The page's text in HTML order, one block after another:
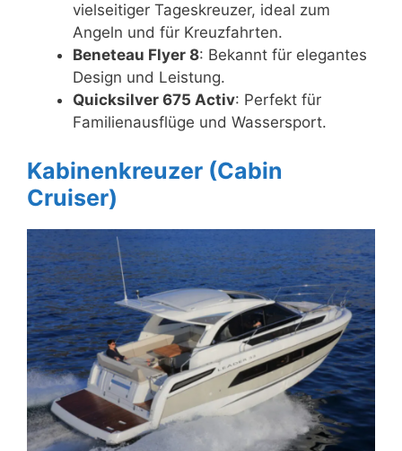
vielseitiger Tageskreuzer, ideal zum
Angeln und für Kreuzfahrten.
Beneteau Flyer 8: Bekannt für elegantes
Design und Leistung.
Quicksilver 675 Activ: Perfekt für
Familienausflüge und Wassersport.
Kabinenkreuzer (Cabin
Cruiser)